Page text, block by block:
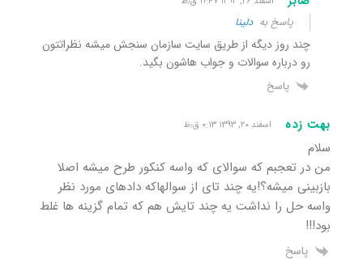
پاسخ بهدلینا
چند روز دیگه از طریق سایت سازمان سنجش میشه نظراتتون
رو درباره سوالات و جواب هاشون بگید.
پاسخ
بهت زده اسفند ۲۰, ۱۳۹۳ ۰:۱۳ ق٫ظ
سلام
من در تعجبم که سوالای که واسه کنکور طرح میشه اصلا
بازبینی میشه؟!یه چند تای از سوالهاکه دادهای مورد نظر
واسه حل را نداشت یه چند تایش هم که تمام گزینه ها غلط
بود!!!
پاسخ